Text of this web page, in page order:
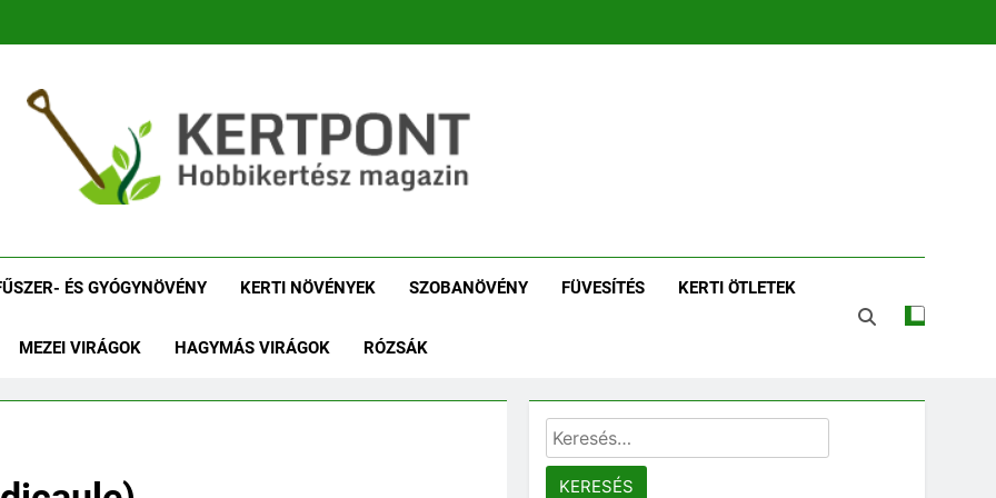
Növényhatározó
ÉS GYÓGYNÖVÉNY KERTI NÖVÉNYEK SZOBANÖVÉNY FÜVESÍTÉS KERTI ÖTLETEK
MEZEI VIRÁGOK HAGYMÁS VIRÁGOK RÓZSÁK
Keresés: